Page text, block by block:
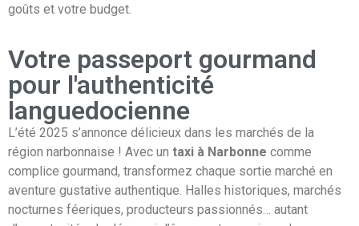
goûts et votre budget.
Votre passeport gourmand
pour l'authenticité
languedocienne
L’été 2025 s’annonce délicieux dans les marchés de la
région narbonnaise ! Avec un taxi à Narbonne comme
complice gourmand, transformez chaque sortie marché en
aventure gustative authentique. Halles historiques, marchés
nocturnes féeriques, producteurs passionnés… autant